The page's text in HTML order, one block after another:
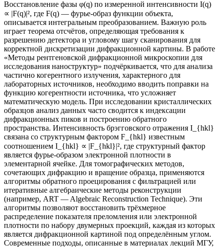
Восстановление фазы φ(q) по измеренной интенсивности I(q)
∝ |F(q)|², где F(q) — фурье-образ функции объекта,
описывается интегральным преобразованием. Важную роль
играет теорема отсчётов, определяющая требования к
разрешению детектора и угловому шагу сканирования для
корректной дискретизации дифракционной картины. В работе
«Методы рентгеновской дифракционной микроскопии для
исследования наноструктур» подчёркивается, что для анализа
частично когерентного излучения, характерного для
лабораторных источников, необходимо вводить поправки на
функцию когерентности источника, что усложняет
математическую модель. При исследовании кристаллических
образцов анализ данных часто сводится к индексации
дифракционных пиков и построению обратного
пространства. Интенсивность брэгговского отражения I_{hkl}
связана со структурным фактором F_{hkl} известным
соотношением I_{hkl} ∝ |F_{hkl}|², где структурный фактор
является фурье-образом электронной плотности в
элементарной ячейке. Для томографических методов,
сочетающих дифракцию и вращение образца, применяются
алгоритмы обратного проецирования с фильтрацией или
итеративные алгебраические методы реконструкции
(например, ART — Algebraic Reconstruction Technique). Эти
алгоритмы позволяют восстановить трёхмерное
распределение показателя преломления или электронной
плотности по набору двумерных проекций, каждая из которых
является дифракционной картиной под определённым углом.
Современные подходы, описанные в материалах лекций МГУ,